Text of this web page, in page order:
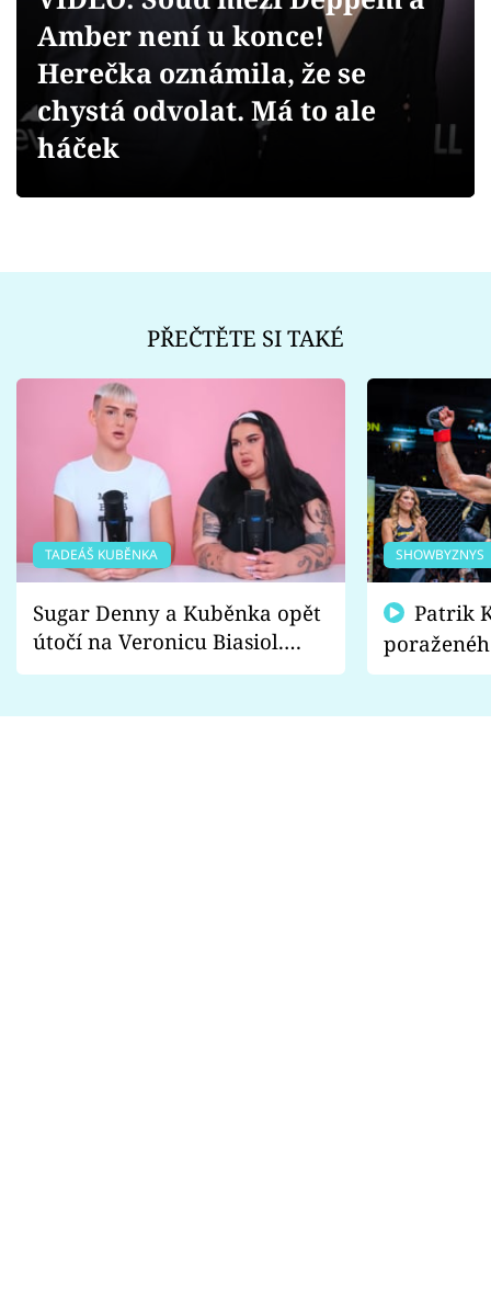
Videa
Sledujte prima+
Amber není u konce!
Herečka oznámila, že se
chystá odvolat. Má to ale
háček
PŘEČTĚTE SI TAKÉ
TADEÁŠ KUBĚNKA
Sugar Denny a Kuběnka opět
útočí na Veronicu Biasiol.
Proč je podle nich falešná a
SHOWBYZNYS
fanoušci